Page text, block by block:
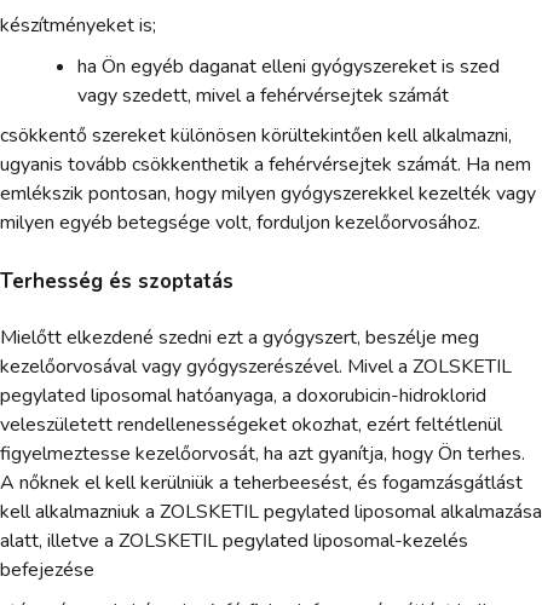
készítményeket is;
ha Ön egyéb daganat elleni gyógyszereket is szed
vagy szedett, mivel a fehérvérsejtek számát
csökkentő szereket különösen körültekintően kell alkalmazni,
ugyanis tovább csökkenthetik a fehérvérsejtek számát. Ha nem
emlékszik pontosan, hogy milyen gyógyszerekkel kezelték vagy
milyen egyéb betegsége volt, forduljon kezelőorvosához.
Terhesség és szoptatás
Mielőtt elkezdené szedni ezt a gyógyszert, beszélje meg
kezelőorvosával vagy gyógyszerészével. Mivel a ZOLSKETIL
pegylated liposomal hatóanyaga, a doxorubicin-hidroklorid
veleszületett rendellenességeket okozhat, ezért feltétlenül
figyelmeztesse kezelőorvosát, ha azt gyanítja, hogy Ön terhes.
A nőknek el kell kerülniük a teherbeesést, és fogamzásgátlást
kell alkalmazniuk a ZOLSKETIL pegylated liposomal alkalmazása
alatt, illetve a ZOLSKETIL pegylated liposomal-kezelés
befejezése